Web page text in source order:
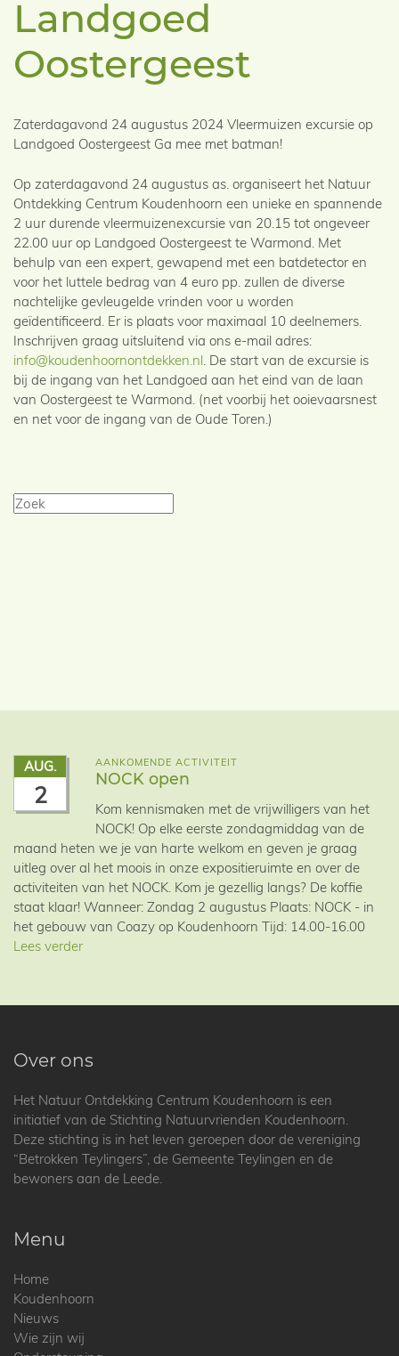
Landgoed
Oostergeest
Zaterdagavond 24 augustus 2024 Vleermuizen excursie op
Landgoed Oostergeest Ga mee met batman!
Op zaterdagavond 24 augustus as. organiseert het Natuur
Ontdekking Centrum Koudenhoorn een unieke en spannende
2 uur durende vleermuizenexcursie van 20.15 tot ongeveer
22.00 uur op Landgoed Oostergeest te Warmond. Met
behulp van een expert, gewapend met een batdetector en
voor het luttele bedrag van 4 euro pp. zullen de diverse
nachtelijke gevleugelde vrinden voor u worden
geïdentificeerd. Er is plaats voor maximaal 10 deelnemers.
Inschrijven graag uitsluitend via ons e-mail adres:
info@koudenhoornontdekken.nl . De start van de excursie is
bij de ingang van het Landgoed aan het eind van de laan
van Oostergeest te Warmond. (net voorbij het ooievaarsnest
en net voor de ingang van de Oude Toren.)
AUG.
2
AANKOMENDE ACTIVITEIT
NOCK open
Kom kennismaken met de vrijwilligers van het
NOCK! Op elke eerste zondagmiddag van de
maand heten we je van harte welkom en geven je graag
uitleg over al het moois in onze expositieruimte en over de
activiteiten van het NOCK. Kom je gezellig langs? De koffie
staat klaar! Wanneer: Zondag 2 augustus Plaats: NOCK - in
het gebouw van Coazy op Koudenhoorn Tijd: 14.00-16.00
Lees verder
Over ons
Het Natuur Ontdekking Centrum Koudenhoorn is een
initiatief van de Stichting Natuurvrienden Koudenhoorn.
Deze stichting is in het leven geroepen door de vereniging
“Betrokken Teylingers”, de Gemeente Teylingen en de
bewoners aan de Leede.
Menu
Home
Koudenhoorn
Nieuws
Wie zijn wij